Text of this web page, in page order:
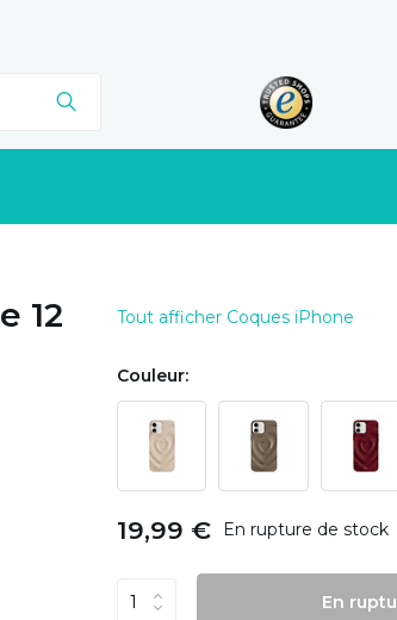
12 Tout afficher Coques iPhone
Couleur:
19,99 € En rupture de stock
En